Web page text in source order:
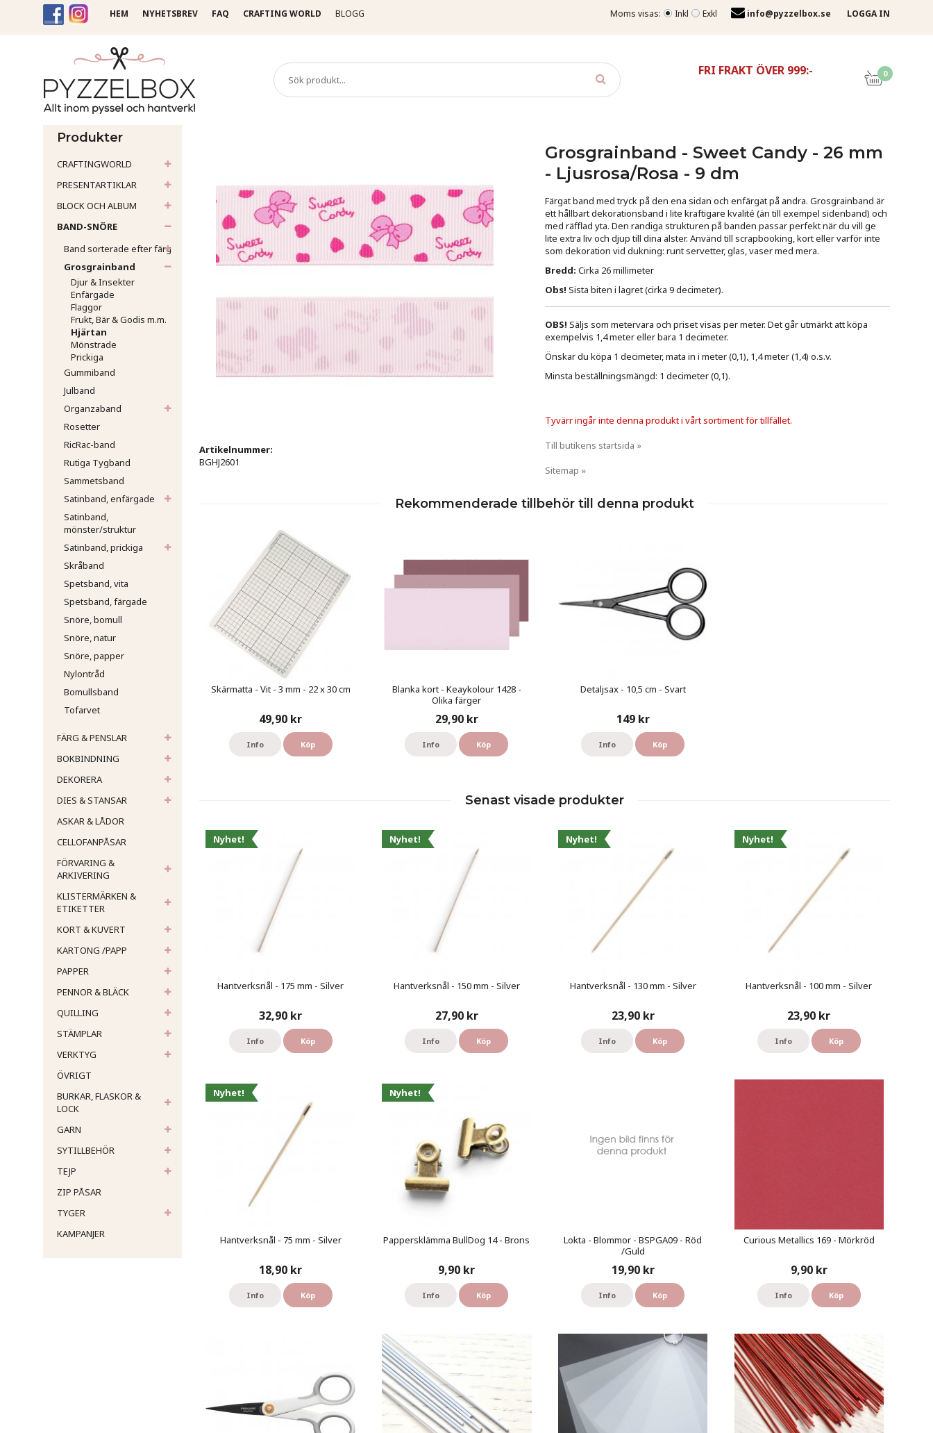
Moms visas: Inkl Exkl info@pyzzelbox.se LOGGA IN
HEM NYHETSBREV FAQ CRAFTING WORLD BLOGG
FRI FRAKT ÖVER 999:- 0
Produkter
CRAFTINGWORLD
PRESENTARTIKLAR
BLOCK OCH ALBUM
BAND-SNÖRE
Band sorterade efter färg
Grosgrainband
Djur & Insekter
Enfärgade
Flaggor
Frukt, Bär & Godis m.m.
Hjärtan
Mönstrade
Prickiga
Gummiband
Julband
Organzaband
Rosetter
RicRac-band
Rutiga Tygband
Sammetsband
Satinband, enfärgade
Satinband,
mönster/struktur
Satinband, prickiga
Skråband
Spetsband, vita
Spetsband, färgade
Snöre, bomull
Snöre, natur
Snöre, papper
Nylontråd
Bomullsband
Tofarvet
FÄRG & PENSLAR
BOKBINDNING
DEKORERA
DIES & STANSAR
ASKAR & LÅDOR
CELLOFANPÅSAR
FÖRVARING &
ARKIVERING
KLISTERMÄRKEN &
ETIKETTER
KORT & KUVERT
KARTONG /PAPP
PAPPER
PENNOR & BLÄCK
QUILLING
STÄMPLAR
VERKTYG
ÖVRIGT
BURKAR, FLASKOR &
LOCK
GARN
SYTILLBEHÖR
TEJP
ZIP PÅSAR
TYGER
KAMPANJER
Grosgrainband - Sweet Candy - 26 mm
- Ljusrosa/Rosa - 9 dm
Färgat band med tryck på den ena sidan och enfärgat på andra. Grosgrainband är
ett hållbart dekorationsband i lite kraftigare kvalité (än till exempel sidenband) och
med räfflad yta. Den randiga strukturen på banden passar perfekt när du vill ge
lite extra liv och djup till dina alster. Använd till scrapbooking, kort eller varför inte
som dekoration vid dukning: runt servetter, glas, vaser med mera.
Bredd: Cirka 26 millimeter
Obs! Sista biten i lagret (cirka 9 decimeter).
OBS! Säljs som metervara och priset visas per meter. Det går utmärkt att köpa
exempelvis 1,4 meter eller bara 1 decimeter.
Önskar du köpa 1 decimeter, mata in i meter (0,1), 1,4 meter (1,4) o.s.v.
Minsta beställningsmängd: 1 decimeter (0,1).
Tyvärr ingår inte denna produkt i vårt sortiment för tillfället.
Till butikens startsida »
Sitemap »
Artikelnummer:
BGHJ2601
Rekommenderade tillbehör till denna produkt
Skärmatta - Vit - 3 mm - 22 x 30 cm
49,90 kr
Info Köp
Blanka kort - Keaykolour 1428 -
Olika färger
29,90 kr
Info Köp
Detaljsax - 10,5 cm - Svart
149 kr
Info Köp
Senast visade produkter
Nyhet!
Hantverksnål - 175 mm - Silver
32,90 kr
Info Köp
Nyhet!
Hantverksnål - 150 mm - Silver
27,90 kr
Info Köp
Nyhet!
Hantverksnål - 130 mm - Silver
23,90 kr
Info Köp
Nyhet!
Hantverksnål - 100 mm - Silver
23,90 kr
Info Köp
Nyhet!
Hantverksnål - 75 mm - Silver
18,90 kr
Info Köp
Nyhet!
Pappersklämma BullDog 14 - Brons
9,90 kr
Info Köp
Lokta - Blommor - BSPGA09 - Röd
/Guld
19,90 kr
Info Köp
Curious Metallics 169 - Mörkröd
9,90 kr
Info Köp